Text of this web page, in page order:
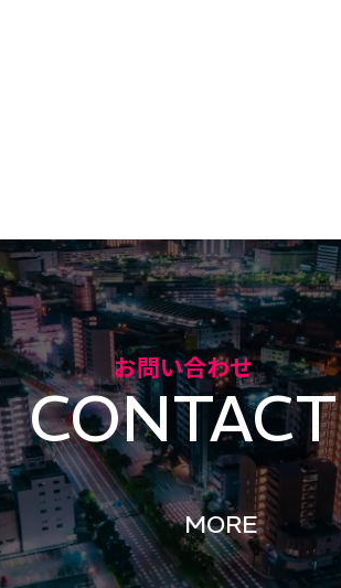
お問い合わせ
CONTACT
MORE